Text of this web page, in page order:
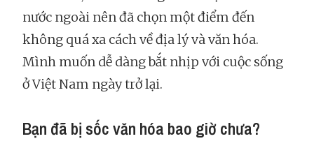
nước ngoài nên đã chọn một điểm đến
không quá xa cách về địa lý và văn hóa.
Mình muốn dễ dàng bắt nhịp với cuộc sống
ở Việt Nam ngày trở lại.
Bạn đã bị sốc văn hóa bao giờ chưa?